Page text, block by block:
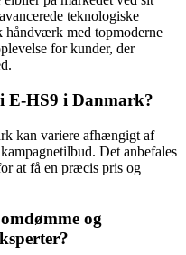
teknologiske
med topmoderne
for kunder, der
E-HS9 i Danmark?
kan variere afhængigt af
Det anbefales
at få en præcis pris og
og